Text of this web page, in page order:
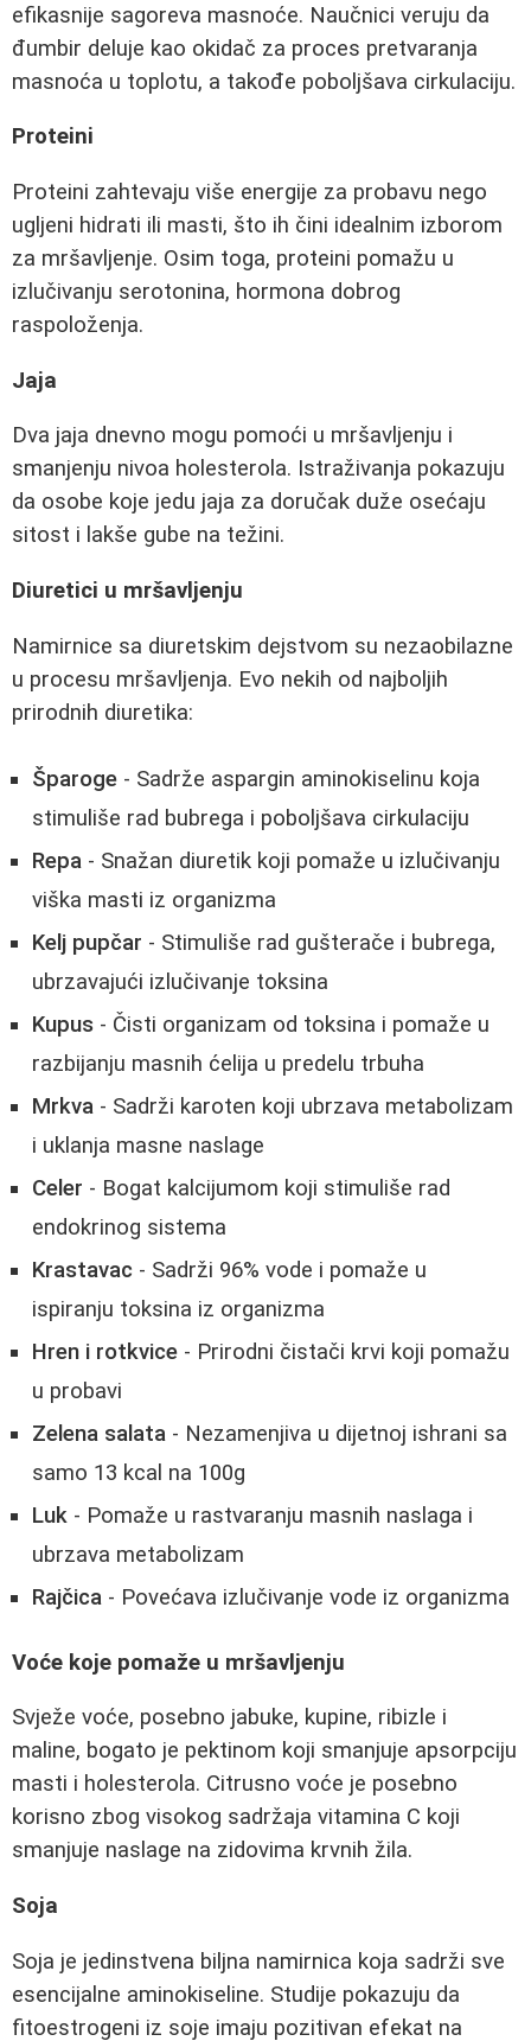
efikasnije sagoreva masnoće. Naučnici veruju da
đumbir deluje kao okidač za proces pretvaranja
masnoća u toplotu, a takođe poboljšava cirkulaciju.
Proteini
Proteini zahtevaju više energije za probavu nego
ugljeni hidrati ili masti, što ih čini idealnim izborom
za mršavljenje. Osim toga, proteini pomažu u
izlučivanju serotonina, hormona dobrog
raspoloženja.
Jaja
Dva jaja dnevno mogu pomoći u mršavljenju i
smanjenju nivoa holesterola. Istraživanja pokazuju
da osobe koje jedu jaja za doručak duže osećaju
sitost i lakše gube na težini.
Diuretici u mršavljenju
Namirnice sa diuretskim dejstvom su nezaobilazne
u procesu mršavljenja. Evo nekih od najboljih
prirodnih diuretika:
Šparoge - Sadrže aspargin aminokiselinu koja
stimuliše rad bubrega i poboljšava cirkulaciju
Repa - Snažan diuretik koji pomaže u izlučivanju
viška masti iz organizma
Kelj pupčar - Stimuliše rad gušterače i bubrega,
ubrzavajući izlučivanje toksina
Kupus - Čisti organizam od toksina i pomaže u
razbijanju masnih ćelija u predelu trbuha
Mrkva - Sadrži karoten koji ubrzava metabolizam
i uklanja masne naslage
Celer - Bogat kalcijumom koji stimuliše rad
endokrinog sistema
Krastavac - Sadrži 96% vode i pomaže u
ispiranju toksina iz organizma
Hren i rotkvice - Prirodni čistači krvi koji pomažu
u probavi
Zelena salata - Nezamenjiva u dijetnoj ishrani sa
samo 13 kcal na 100g
Luk - Pomaže u rastvaranju masnih naslaga i
ubrzava metabolizam
Rajčica - Povećava izlučivanje vode iz organizma
Voće koje pomaže u mršavljenju
Svježe voće, posebno jabuke, kupine, ribizle i
maline, bogato je pektinom koji smanjuje apsorpciju
masti i holesterola. Citrusno voće je posebno
korisno zbog visokog sadržaja vitamina C koji
smanjuje naslage na zidovima krvnih žila.
Soja
Soja je jedinstvena biljna namirnica koja sadrži sve
esencijalne aminokiseline. Studije pokazuju da
fitoestrogeni iz soje imaju pozitivan efekat na